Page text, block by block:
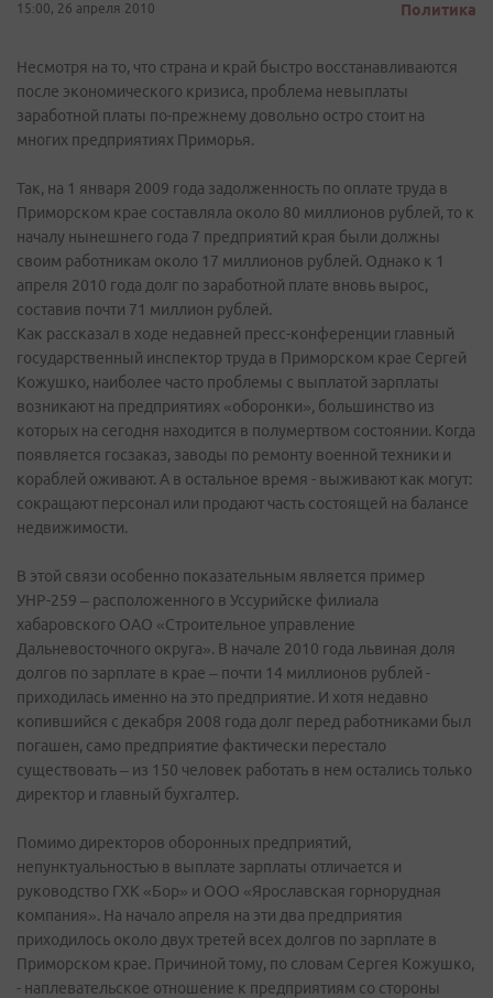
15:00, 26 апреля 2010 Политика
Несмотря на то, что страна и край быстро восстанавливаются
после экономического кризиса, проблема невыплаты
заработной платы по-прежнему довольно остро стоит на
многих предприятиях Приморья.
Так, на 1 января 2009 года задолженность по оплате труда в
Приморском крае составляла около 80 миллионов рублей, то к
началу нынешнего года 7 предприятий края были должны
своим работникам около 17 миллионов рублей. Однако к 1
апреля 2010 года долг по заработной плате вновь вырос,
составив почти 71 миллион рублей.
Как рассказал в ходе недавней пресс-конференции главный
государственный инспектор труда в Приморском крае Сергей
Кожушко, наиболее часто проблемы с выплатой зарплаты
возникают на предприятиях «оборонки», большинство из
которых на сегодня находится в полумертвом состоянии. Когда
появляется госзаказ, заводы по ремонту военной техники и
кораблей оживают. А в остальное время - выживают как могут:
сокращают персонал или продают часть состоящей на балансе
недвижимости.
В этой связи особенно показательным является пример
УНР-259 – расположенного в Уссурийске филиала
хабаровского ОАО «Строительное управление
Дальневосточного округа». В начале 2010 года львиная доля
долгов по зарплате в крае – почти 14 миллионов рублей -
приходилась именно на это предприятие. И хотя недавно
копившийся с декабря 2008 года долг перед работниками был
погашен, само предприятие фактически перестало
существовать – из 150 человек работать в нем остались только
директор и главный бухгалтер.
Помимо директоров оборонных предприятий,
непунктуальностью в выплате зарплаты отличается и
руководство ГХК «Бор» и ООО «Ярославская горнорудная
компания». На начало апреля на эти два предприятия
приходилось около двух третей всех долгов по зарплате в
Приморском крае. Причиной тому, по словам Сергея Кожушко,
- наплевательское отношение к предприятиям со стороны